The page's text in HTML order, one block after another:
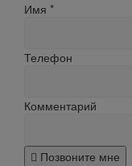
Имя *
Телефон
Комментарий
Позвоните мне